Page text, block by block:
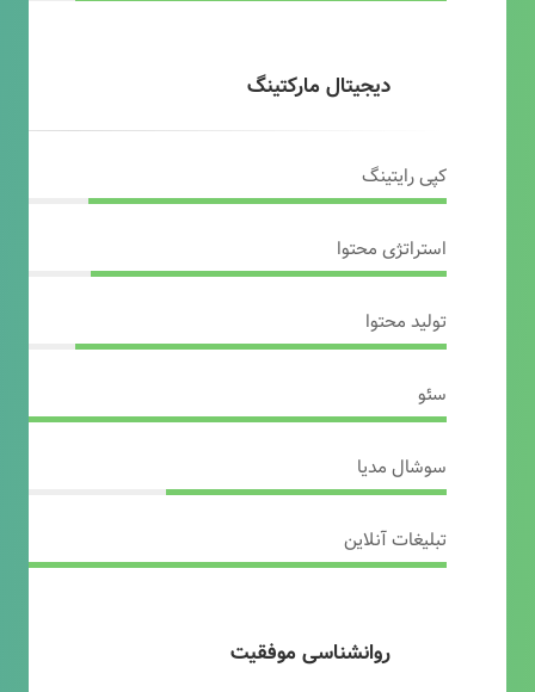
دیجیتال مارکتینگ
کپی رایتینگ
استراتژی محتوا
تولید محتوا
سئو
سوشال مدیا
تبلیغات آنلاین
روانشناسی موفقیت